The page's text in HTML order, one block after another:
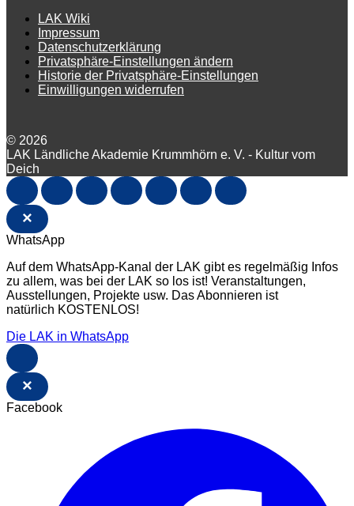
LAK Wiki
Impressum
Datenschutzerklärung
Privatsphäre-Einstellungen ändern
Historie der Privatsphäre-Einstellungen
Einwilligungen widerrufen
© 2026
LAK Ländliche Akademie Krummhörn e. V. - Kultur vom
Deich
×
WhatsApp
Auf dem WhatsApp-Kanal der LAK gibt es regelmäßig Infos
zu allem, was bei der LAK so los ist! Veranstaltungen,
Ausstellungen, Projekte usw. Das Abonnieren ist
natürlich KOSTENLOS!
Die LAK in WhatsApp
×
Facebook